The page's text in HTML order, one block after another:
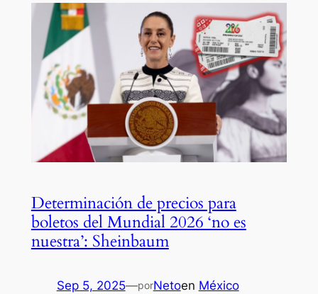
Determinación de precios para
boletos del Mundial 2026 ‘no es
nuestra’: Sheinbaum
Sep 5, 2025—porNetoen México